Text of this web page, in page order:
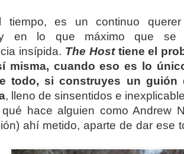
tiempo, es un continuo
y en lo que máximo que se
insípida. The Host tiene el
misma, cuando eso es lo
todo, si construyes un guión
, lleno de sinsentidos e
hace alguien como Andrew
ahí metido, aparte de dar ese